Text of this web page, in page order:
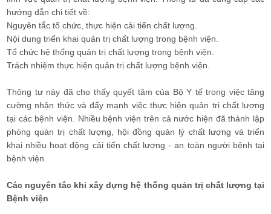
hướng dẫn chi tiết về:
Nguyên tắc tổ chức, thực hiện cải tiến chất lượng.
Nội dung triển khai quản trị chất lượng trong bệnh viện.
Tổ chức hệ thống quản trị chất lượng trong bệnh viện.
Trách nhiệm thực hiện quản trị chất lượng bệnh viện.
Thông tư này đã cho thấy quyết tâm của Bộ Y tế trong việc tăng
cường nhận thức và đẩy mạnh việc thực hiện quản trị chất lượng
tại các bệnh viện. Nhiều bệnh viện trên cả nước hiện đã thành lập
phòng quản trị chất lượng, hội đồng quản lý chất lượng và triển
khai nhiều hoạt động cải tiến chất lượng - an toàn người bệnh tại
bệnh viện.
Các nguyên tắc khi xây dựng hệ thống quản trị chất lượng tại
Bệnh viện